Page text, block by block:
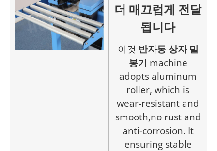
더 매끄럽게 전달
됩니다
이것 반자동 상자 밀
봉기 machine
adopts aluminum
roller, which is
wear-resistant and
smooth,no rust and
anti-corrosion. It
ensuring stable